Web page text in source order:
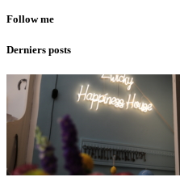
Follow me
Derniers posts